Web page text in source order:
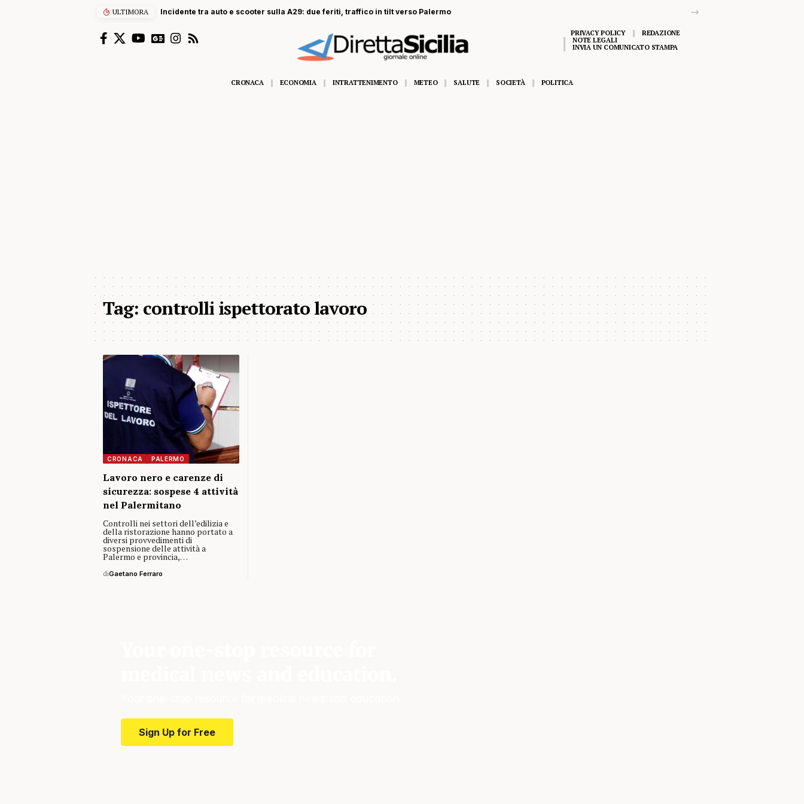
ULTIMORA Incidente tra auto e scooter sulla A29: due feriti, traffico in tilt verso Palermo
PRIVACY POLICY
REDAZIONE
NOTE LEGALI
INVIA UN COMUNICATO STAMPA
CRONACA ECONOMIA INTRATTENIMENTO METEO SALUTE SOCIETÀ POLITICA
Tag:controlli ispettorato lavoro
CRONACA PALERMO
Lavoro nero e carenze di
sicurezza: sospese 4 attività
nel Palermitano
Controlli nei settori dell’edilizia e
della ristorazione hanno portato a
diversi provvedimenti di
sospensione delle attività a
Palermo e provincia,…
diGaetano Ferraro
Sign Up for Free